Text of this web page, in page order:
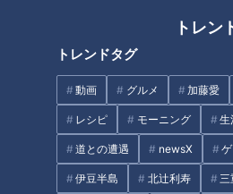
トレン
トレンドタグ
動画 グルメ 加藤愛
レシピ モーニング 生
道との遭遇 newsX
伊豆半島 北辻利寿 三
笑顔さわやかアナが愛知・豊田
市の『松平まんじゅう』を調
大
ウ
単
ピ」